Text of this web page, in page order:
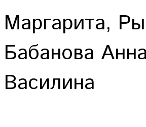
Маргарита,
Бабанова
Василина